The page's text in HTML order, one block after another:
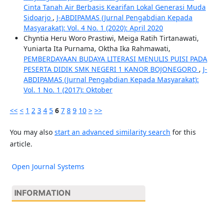
Cinta Tanah Air Berbasis Kearifan Lokal Generasi Muda
Sidoarjo , J-ABDIPAMAS (Jurnal Pengabdian Kepada
Masyarakat): Vol. 4 No. 1 (2020): April 2020
Chyntia Heru Woro Prastiwi, Meiga Ratih Tirtanawati,
Yuniarta Ita Purnama, Oktha Ika Rahmawati,
PEMBERDAYAAN BUDAYA LITERASI MENULIS PUISI PADA
PESERTA DIDIK SMK NEGERI 1 KANOR BOJONEGORO , J-
ABDIPAMAS (Jurnal Pengabdian Kepada Masyarakat):
Vol. 1 No. 1 (2017): Oktober
<< < 1 2 3 4 5 6 7 8 9 10 > >>
You may also start an advanced similarity search for this
article.
Open Journal Systems
INFORMATION